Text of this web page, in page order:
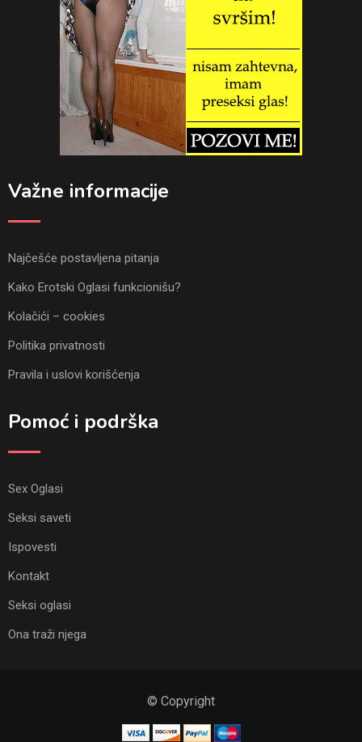
Važne informacije
Najčešće postavljena pitanja
Kako Erotski Oglasi funkcionišu?
Kolačići – cookies
Politika privatnosti
Pravila i uslovi korišćenja
Pomoć i podrška
Sex Oglasi
Seksi saveti
Ispovesti
Kontakt
Seksi oglasi
Ona traži njega
© Copyright